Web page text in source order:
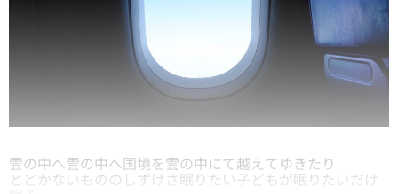
雲の中へ雲の中へ国境を雲の中にて越えてゆきたり
とどかないもののしずけさ眠りたい子どもが眠りたいだけ